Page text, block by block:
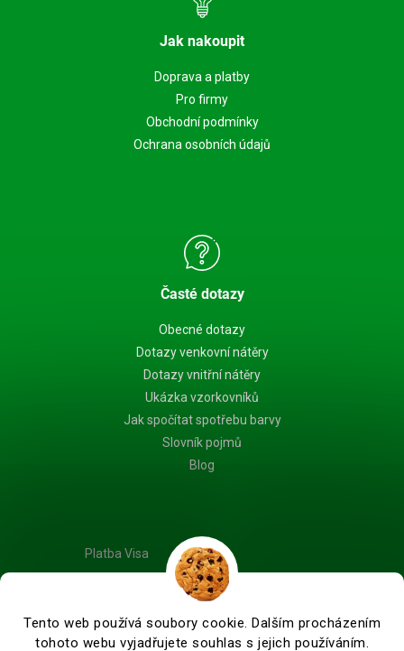
Tento web používá soubory cookie. Dalším procházením
tohoto webu vyjadřujete souhlas s jejich používáním.
Jak nakoupit
Doprava a platby
Pro firmy
Obchodní podmínky
Ochrana osobních údajů
Časté dotazy
Obecné dotazy
Dotazy venkovní nátěry
Dotazy vnitřní nátěry
Ukázka vzorkovníků
Jak spočítat spotřebu barvy
Slovník pojmů
Blog
Platba Visa